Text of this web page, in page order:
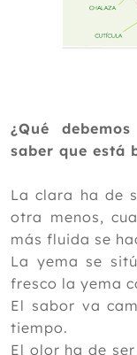
¿Qué
saber que está
La clara ha de
otra menos,
más fluida se
La yema se
fresco la yema
El sabor va
tiempo.
El olor ha de